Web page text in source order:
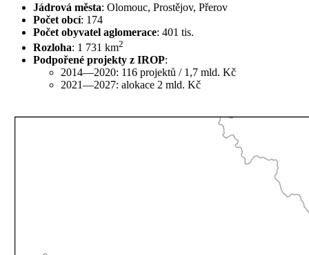
Jádrová města: Olomouc, Prostějov, Přerov
Počet obcí: 174
Počet obyvatel aglomerace: 401 tis.
Rozloha: 1 731 km2
Podpořené projekty z IROP:
2014—2020: 116 projektů / 1,7 mld. Kč
2021—2027: alokace 2 mld. Kč